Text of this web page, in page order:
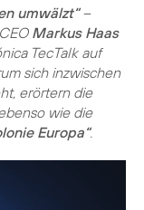
umwälzt“–
Markus Haas
TecTalk auf
sich inzwischen
erörtern die
wie die
Europa“.